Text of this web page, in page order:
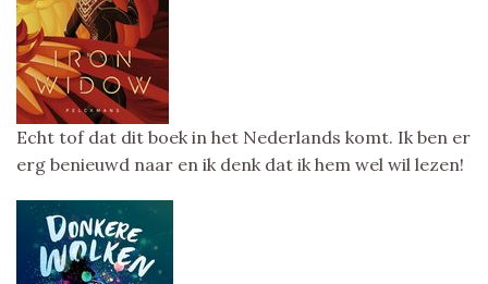
Echt tof dat dit boek in het Nederlands komt. Ik ben er
erg benieuwd naar en ik denk dat ik hem wel wil lezen!